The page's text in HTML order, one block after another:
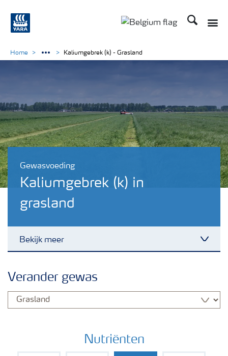
Zoek op
Gewasvoeding
Kaliumgebrek (k) in
grasland
Bekijk meer
Gewassen
Home Kaliumgebrek (k) - Grasland
Verander gewas
Nutriënten